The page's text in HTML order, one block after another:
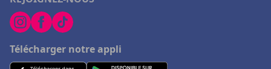
Télécharger notre appli